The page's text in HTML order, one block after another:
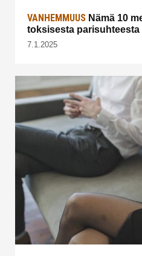
VANHEMMUUS Nämä 10
toksisesta parisuhteesta
7.1.2025